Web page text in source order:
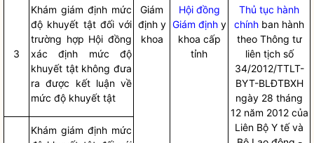
3
Khám giám định mức
độ khuyết tật đối với
trường hợp Hội đồng
xác định mức độ
khuyết tật không đưa
ra được kết luận về
mức độ khuyết tật
Giám
định y
khoa
Hội đồng
Giám địnhy
khoa cấp
tỉnh
Thủ tục hành
chính ban hành
theo Thông tư
liên tịch số
34/2012/TTLT-
BYT-BLĐTBXH
ngày 28 tháng
12 năm 2012 của
Liên Bộ Y tế và
Khám giám định mức